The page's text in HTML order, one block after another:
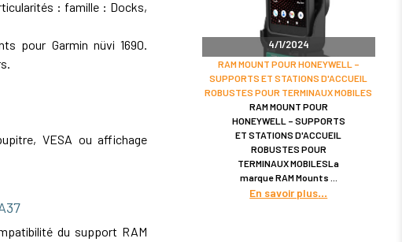
: famille : Docks,
pour Garmin nüvi 1690.
VESA ou affichage
du support RAM
4/1/2024
RAM MOUNT POUR HONEYWELL –
SUPPORTS ET STATIONS D'ACCUEIL
ROBUSTES POUR TERMINAUX MOBILES
RAM MOUNT POUR
HONEYWELL – SUPPORTS
ET STATIONS D'ACCUEIL
ROBUSTES POUR
TERMINAUX MOBILESLa
marque RAM Mounts
En savoir plus